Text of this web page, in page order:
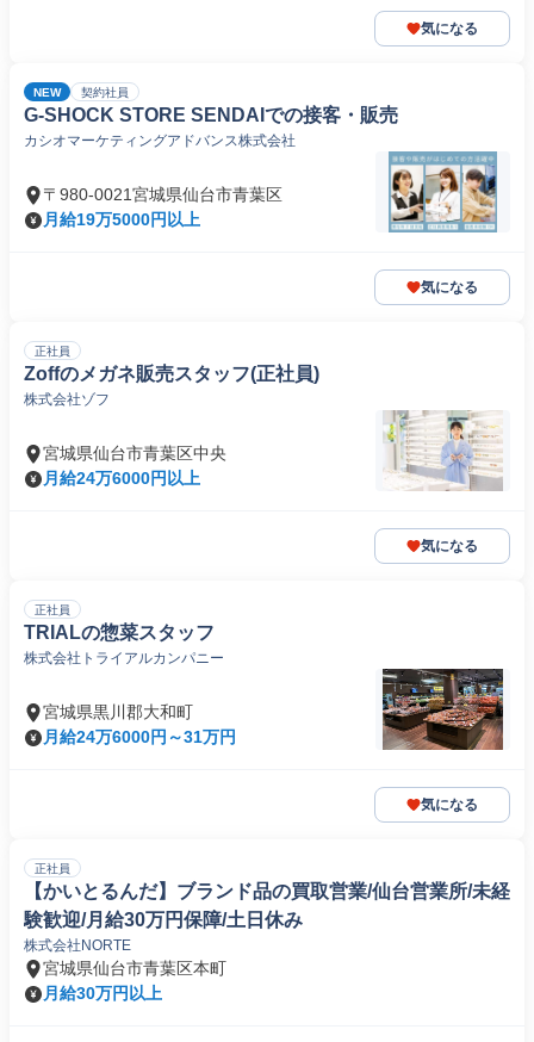
気になる
NEW 契約社員
G-SHOCK STORE SENDAIでの接客・販売
カシオマーケティングアドバンス株式会社
〒980-0021宮城県仙台市青葉区
月給19万5000円以上
気になる
正社員
Zoffのメガネ販売スタッフ(正社員)
株式会社ゾフ
宮城県仙台市青葉区中央
月給24万6000円以上
気になる
正社員
TRIALの惣菜スタッフ
株式会社トライアルカンパニー
宮城県黒川郡大和町
月給24万6000円～31万円
気になる
正社員
【かいとるんだ】ブランド品の買取営業/仙台営業所/未経
験歓迎/月給30万円保障/土日休み
株式会社NORTE
宮城県仙台市青葉区本町
月給30万円以上